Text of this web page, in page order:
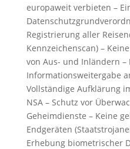
europaweit verbieten –
Registrierung aller
Kennzeichenscan) –
von Aus- und Inländern –
Informationsweitergabe
Vollständige Aufklärung
NSA – Schutz vor
Geheimdienste – Keine
Endgeräten
Erhebung biometrischer